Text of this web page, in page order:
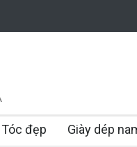
Tóc đẹp Giày dép